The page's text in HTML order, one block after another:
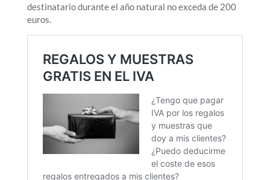
destinatario durante el año natural no exceda de 200
euros.